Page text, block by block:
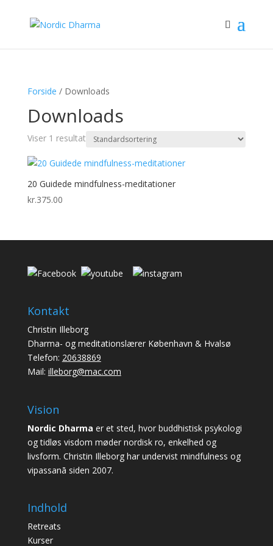
Forside / Downloads
Downloads
Viser 1 resultat
20 Guidede mindfulness-meditationer
kr.375.00
Kontakt
Christin Illeborg
Dharma- og meditationslærer København & Hvalsø
Telefon: 20638869
Mail: illeborg@mac.com
Vision
Nordic Dharma er et sted, hvor buddhistisk psykologi
og tidløs visdom møder nordisk ro, enkelhed og
livsform. Christin Illeborg har undervist mindfulness og
vipassanā siden 2007.
Indhold
Retreats
Kurser